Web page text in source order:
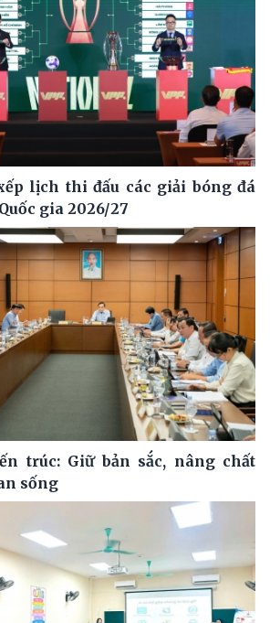
lịch thi đấu các giải bóng đá
gia 2026/27
trúc: Giữ bản sắc, nâng chất
sống